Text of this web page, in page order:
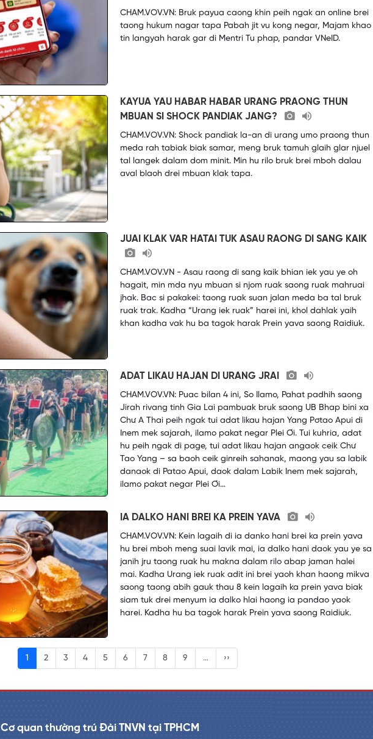
CHAM.VOV.VN: Bruk payua caong khin peih ngak an online brei
taong hukum nagar tapa Pabah jit vu kong negar, Majam khao
tin langyah harak gar di Mentri Tu phap, pandar VNeID.
KAYUA YAU HABAR HABAR URANG PRAONG THUN
MBUAN SI SHOCK PANDIAK JANG?
CHAM.VOV.VN: Shock pandiak la-an di urang umo praong thun
meda rah tabiak biak samar, meng bruk tamuh glaih glar njuel
tal langek dalam dom minit. Min hu rilo bruk brei mboh dalau
aval blaoh drei mbuan klak tapa.
JUAI KLAK VAR HATAI TUK ASAU RAONG DI SANG KAIK
CHAM.VOV.VN - Asau raong di sang kaik bhian iek yau ye oh
hagait, min mda nyu mbuan si njom ruak saong ruak mahruai
jhak. Bac si pakakei: taong ruak suan jalan meda ba tal bruk
ruak trak. Kadha “Urang iek ruak” harei ini, khol dahlak yaih
khan kadha vak hu ba tagok harak Prein yava saong Raidiuk.
ADAT LIKAU HAJAN DI URANG JRAI
CHAM.VOV.VN: Puac bilan 4 ini, So Ilamo, Pahat padhih saong
Jirah rivang tinh Gia Lai pambuak bruk saong UB Bhap bini xa
Chư A Thai peih ngak tui adat likau hajan Yang Pơtao Apui di
Inem mek sajarah, ilamo pakat negar Plei Ơi. Tui kuhria, adat
hu peih ngak di page, tui adat likau hajan angaok ceik Chư
Tao Yang – sa baoh ceik ginreih sahanak, maong yau sa labik
danaok di Patao Apui, daok dalam Labik Inem mek sajarah,
ilamo pakat negar Plei Ơi…
IA DALKO HANI BREI KA PREIN YAVA
CHAM.VOV.VN: Kein lagaih di ia danko hani brei ka prein yava
hu brei mboh meng suai lavik mai, ia dalko hani daok yau ye sa
janih jru taong ruak hu makna dalam rilo abap jaman halei
mai. Kadha Urang iek ruak adit ini brei yaoh khan haong mikva
saong taong abih gauk thau 8 kein lagaih ka prein yava biak
siam tuk drei menyum ia dalko hlai haong ia pandao yaok
harei. Kadha hu ba tagok harak Prein yava saong Raidiuk.
1 2 3 4 5 6 7 8 9 … ››
Cơ quan thường trú Đài TNVN tại TPHCM